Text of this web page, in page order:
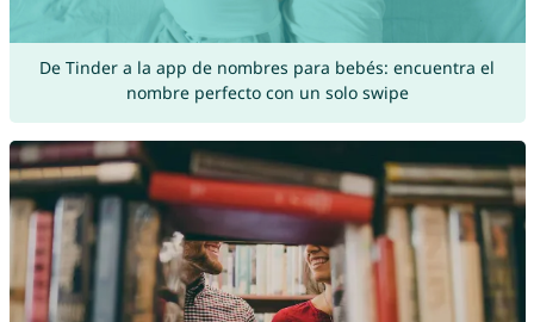
De Tinder a la app de nombres para bebés: encuentra el
nombre perfecto con un solo swipe